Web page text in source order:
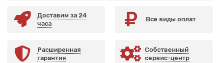
Доставим за 24
часа
Все виды оплат
Расширенная
гарантия
Собственный
сервис-центр